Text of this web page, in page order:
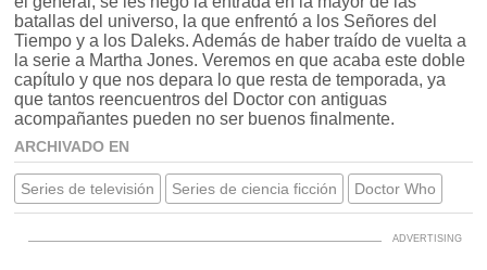
batallas del universo, la que enfrentó a los Señores del
Tiempo y a los Daleks. Además de haber traído de vuelta a
la serie a Martha Jones. Veremos en que acaba este doble
capítulo y que nos depara lo que resta de temporada, ya
que tantos reencuentros del Doctor con antiguas
acompañantes pueden no ser buenos finalmente.
ARCHIVADO EN
Series de televisión Series de ciencia ficción Doctor Who